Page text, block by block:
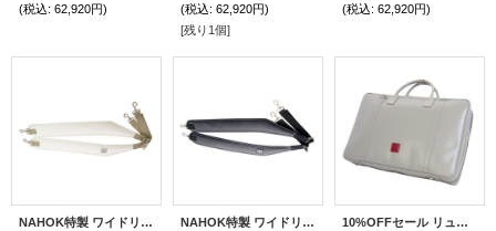
(税込: 62,920円)
(税込: 62,920円)
[残り1個]
(税込: 62,920円)
NAHOK特製 ワイドリュックベルト ホワイトスペシャルコーティング
NAHOK特製 ワイドリュックベルト マットブラック
10%OFFセール リュック式 ダブルケースガード「Gabriel/wf」（オーボエ・フルート・クラリネット対応）マットライトグレー